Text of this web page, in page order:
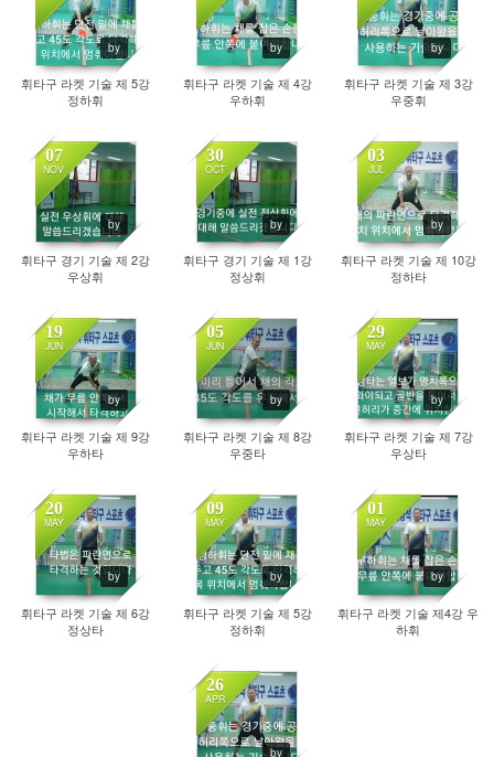
by
972
휘타구 라켓 기술 제 5강
정하휘
by
948
휘타구 라켓 기술 제 4강
우하휘
by
1143
휘타구 라켓 기술 제 3강
우중휘
07
NOV
by
1620
휘타구 경기 기술 제 2강
우상휘
30
OCT
by
1641
휘타구 경기 기술 제 1강
정상휘
03
JUL
by
1992
휘타구 라켓 기술 제 10강
정하타
19
JUN
by
1847
휘타구 라켓 기술 제 9강
우하타
05
JUN
by
1731
휘타구 라켓 기술 제 8강
우중타
29
MAY
by
2012
휘타구 라켓 기술 제 7강
우상타
20
MAY
by
1894
휘타구 라켓 기술 제 6강
정상타
09
MAY
by
1909
휘타구 라켓 기술 제 5강
정하휘
01
MAY
by
1864
휘타구 라켓 기술 제4강 우
하휘
26
APR
by
2035